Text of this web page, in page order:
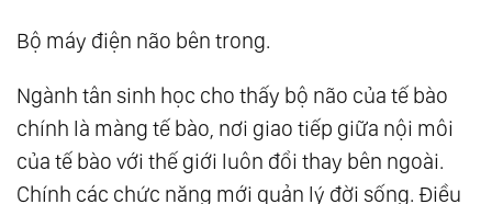
Bộ máy điện não bên trong.
Ngành tân sinh học cho thấy bộ não của tế bào
chính là màng tế bào, nơi giao tiếp giữa nội môi
của tế bào với thế giới luôn đổi thay bên ngoài.
Chính các chức năng mới quản lý đời sống. Điều